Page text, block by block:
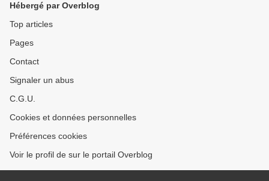
Hébergé par Overblog
Top articles
Pages
Contact
Signaler un abus
C.G.U.
Cookies et données personnelles
Préférences cookies
Voir le profil de sur le portail Overblog